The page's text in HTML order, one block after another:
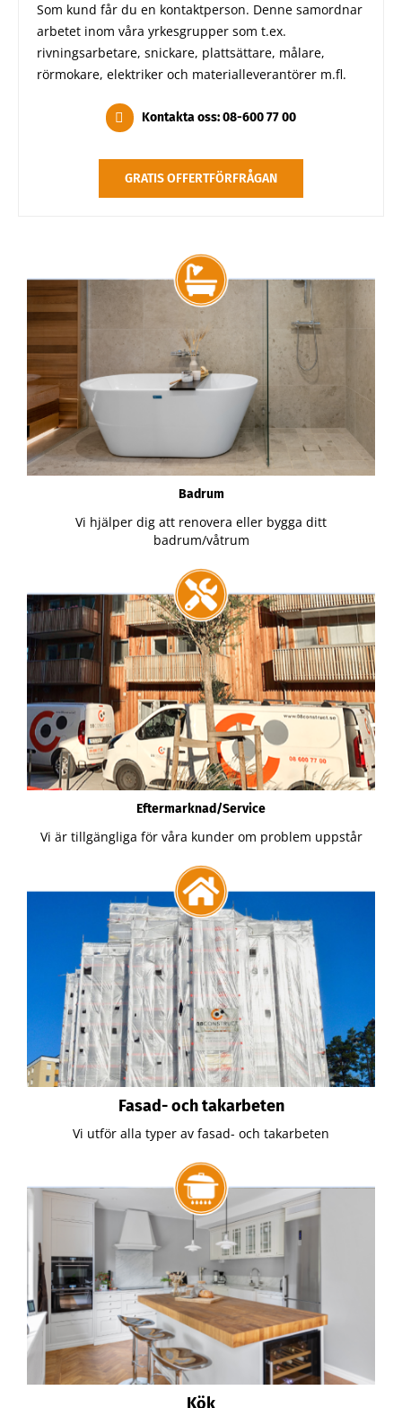
Som kund får du en kontaktperson. Denne samordnar
arbetet inom våra yrkesgrupper som t.ex.
rivningsarbetare, snickare, plattsättare, målare,
rörmokare, elektriker och materialleverantörer m.fl.
Kontakta oss: 08-600 77 00
GRATIS OFFERTFÖRFRÅGAN
Badrum
Vi hjälper dig att renovera eller bygga ditt
badrum/våtrum
Eftermarknad/Service
Vi är tillgängliga för våra kunder om problem uppstår
Fasad- och takarbeten
Vi utför alla typer av fasad- och takarbeten
Kök